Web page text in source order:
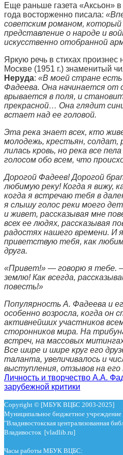
Еще раньше газета «Аксьон»
года восторженно писала:
советским романом,
представление о народе и
искусственно отобранной
Яркую речь в стихах
Москве (1951 г.) знаменитый
Неруда: «В моей стране
Фадеева. Она начинается
врывается в поля, и
прекрасной… Она глядит
встает над ее головой.
Эта река знает всех, кто
молодежь, крестьян, солдат,
лилась кровь, но река все
голосом обо всем, что
Дорогой Фадеев! Дорогой
любимую реку! Когда я вижу,
когда я встречаю тебя в
я слышу голос реки моего
и живет, рассказывая мне
всех ее людях, рассказывая
радостях нашего времени. И
приветствую тебя, как
друга.
«Привет!» — говорю я тебе.
землю! Как всегда,
повесть!»
Популярность А. Фадеева и
особенно возросла, когда он
активнейших участников
сторонников мира. На
встреч, на массовых
Все шире и шире круг его
таланта, увеличивалось и
выступления, отзывов на его
Личность и творчество А.А.
зарубежной критики
Copyright © [МБУК ВЦБС 2003-2025]
Муниципальное бюджетное учреждение
"Владивостокская централизованная
Владивосток [vladlib.ru]
Часы работы МБУК ВЦБС: